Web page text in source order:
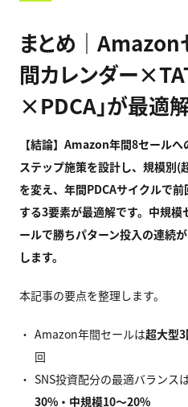
まとめ｜Amazon
間カレンダー
×PDCA」が最適
【結論】Amazon年間8セールへ
ステップ施策を設計し、規模別(
を変え、年間PDCAサイクルで前
する3要素が最適解です。中規模
ールで勝ちパターン投入の連続
します。
本記事の要点を整理します。
Amazon年間セールは超大型3
回
SNS投資配分の最適バランス
30%・中規模10〜20%